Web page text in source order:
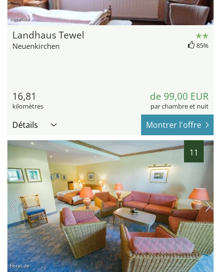
hotel.de
Landhaus Tewel
Neuenkirchen 85%
16,81
kilomètres
de 99,00 EUR
par chambre et nuit
Détails Montrer l'offre
11
hotel.de